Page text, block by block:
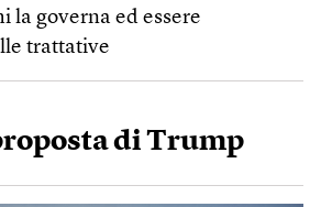
la governa ed essere
trattative
di Trump